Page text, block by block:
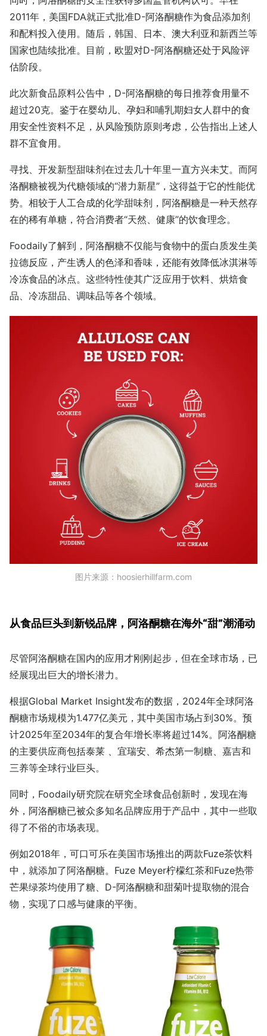
2011年，美国FDA就正式批准D-阿洛酮糖作为食品添加剂
和配料投入使用。随后，韩国、日本、澳大利亚和新西兰等
国家也陆续批准。目前，欧盟对D-阿洛酮糖还处于风险评
估阶段。
此次新食品原料公告中，D-阿洛酮糖的每日推荐食用量不
超过20克。鉴于在婴幼儿、孕妇和哺乳期妇女人群中的食
用安全性资料不足，从风险预防原则考虑，公告指出上述人
群不宜食用。
寻找、开发新型甜味剂在过去几十年里一直方兴未艾。而阿
洛酮糖被视为代糖领域的“潜力新星”，这得益于它的性能优
势。相较于人工合成的化学甜味剂，阿洛酮糖是一种天然存
在的稀有单糖，符合消费者“天然、健康”的饮食理念。
Foodaily了解到，阿洛酮糖不仅能与食物中的蛋白质发生美
拉德反应，产生诱人的色泽和香味，还能有效降低冰淇淋等
冷冻食品的冰点。这些特性使其广泛应用于饮料、烘焙食
品、冷冻甜品、调味品等各个领域。
图片来源：hoosierhillfarm.com
从食品巨头到新锐品牌，阿洛酮糖在海外“甜”潮涌动
尽管阿洛酮糖在国内的应用才刚刚起步，但在全球市场，已
经展现出巨大的增长潜力。
根据Global Market Insight发布的数据，2024年全球阿洛
酮糖市场规模为1.477亿美元，其中美国市场占到30%。预
计2025年至2034年的复合年增长率将超过14%。阿洛酮糖
的主要供应商包括泰莱 、宜瑞安、希杰第一制糖、嘉吉和
三养等全球行业巨头。
同时，Foodaily研究院在研究全球食品创新时，发现在海
外，阿洛酮糖已被众多知名品牌应用于产品中，其中一些取
得了不俗的市场表现。
例如2018年，可口可乐在美国市场推出的两款Fuze茶饮料
中，就添加了阿洛酮糖。Fuze Meyer柠檬红茶和Fuze热带
芒果绿茶均使用了糖、D-阿洛酮糖和甜菊叶提取物的混合
物，实现了口感与健康的平衡。